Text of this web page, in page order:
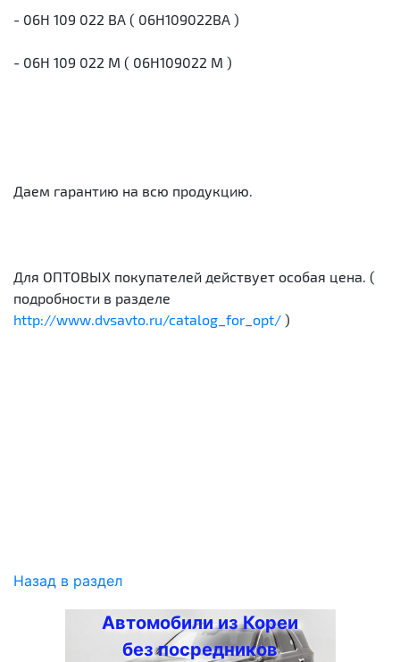
- 06H 109 022 BA ( 06H109022BA )
- 06H 109 022 M ( 06H109022 M )
Даем гарантию на всю продукцию.
Для ОПТОВЫХ покупателей действует особая цена. (
подробности в разделе
http://www.dvsavto.ru/catalog_for_opt/ )
Назад в раздел
Автомобили из Кореи
без посредников